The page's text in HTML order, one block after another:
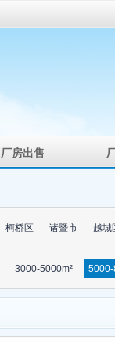
厂房出售
柯桥区 诸暨市
越城
3000-5000m² 5000-